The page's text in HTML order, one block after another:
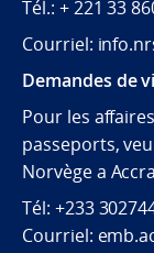
Tél.: + 221 33
Courriel:
Demandes de
Pour les
passeports,
Norvège a
Tél: +233
Courriel: